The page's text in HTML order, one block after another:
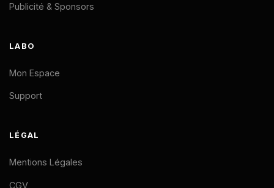
Publicité & Sponsors
LABO
Mon Espace
Support
LÉGAL
Mentions Légales
CGV